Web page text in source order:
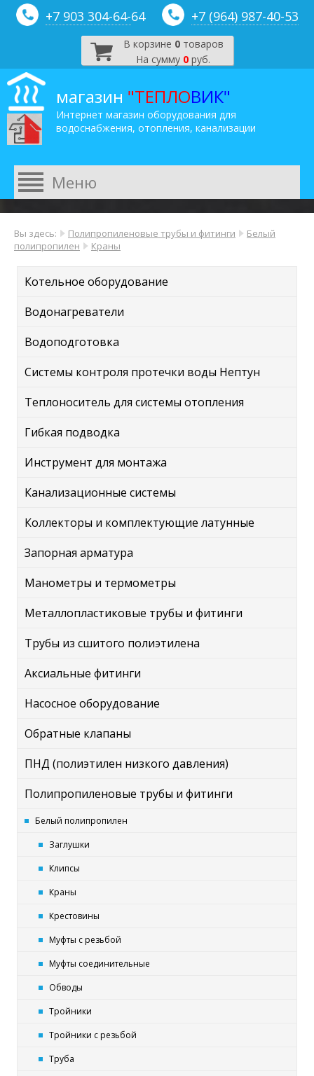
+7 903 304-64-64 +7 (964) 987-40-53
В корзине 0товаров
На сумму 0 руб.
магазин "ТЕПЛОВИК"
Интернет магазин оборудования для
водоснабжения, отопления, канализации
Вы здесь: Полипропиленовые трубы и фитинги
Белый
полипропилен
Краны
Котельное оборудование
Водонагреватели
Водоподготовка
Системы контроля протечки воды Нептун
Теплоноситель для системы отопления
Гибкая подводка
Инструмент для монтажа
Канализационные системы
Коллекторы и комплектующие латунные
Запорная арматура
Манометры и термометры
Металлопластиковые трубы и фитинги
Трубы из сшитого полиэтилена
Аксиальные фитинги
Насосное оборудование
Обратные клапаны
ПНД (полиэтилен низкого давления)
Полипропиленовые трубы и фитинги
Белый полипропилен
Заглушки
Клипсы
Краны
Крестовины
Муфты с резьбой
Муфты соединительные
Обводы
Тройники
Тройники с резьбой
Труба